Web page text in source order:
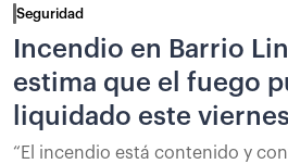
Seguridad
Incendio en Barrio
estima que el fuego
liquidado este
“El incendio está contenido y